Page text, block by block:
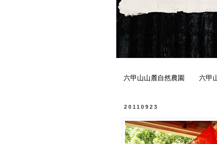
六甲山山麓自然農園 六甲
20110923